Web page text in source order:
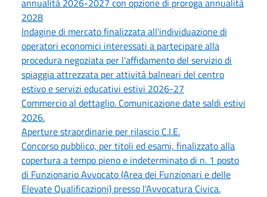
annualità 2026-2027 con opzione di proroga annualità
2028
Indagine di mercato finalizzata all'individuazione di
operatori economici interessati a partecipare alla
procedura negoziata per l'affidamento del servizio di
spiaggia attrezzata per attività balneari del centro
estivo e servizi educativi estivi 2026-27
Commercio al dettaglio. Comunicazione date saldi estivi
2026.
Aperture straordinarie per rilascio C.I.E.
Concorso pubblico, per titoli ed esami, finalizzato alla
copertura a tempo pieno e indeterminato di n. 1 posto
di Funzionario Avvocato (Area dei Funzionari e delle
Elevate Qualificazioni) presso l'Avvocatura Civica.